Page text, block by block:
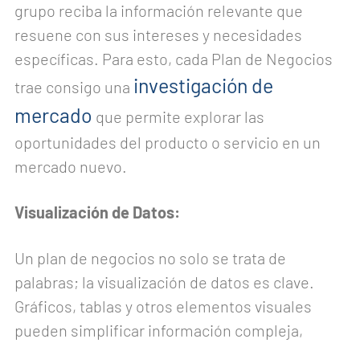
grupo reciba la información relevante que
resuene con sus intereses y necesidades
específicas. Para esto, cada Plan de Negocios
trae consigo una investigación de
mercado que permite explorar las
oportunidades del producto o servicio en un
mercado nuevo.
Visualización de Datos:
Un plan de negocios no solo se trata de
palabras; la visualización de datos es clave.
Gráficos, tablas y otros elementos visuales
pueden simplificar información compleja,